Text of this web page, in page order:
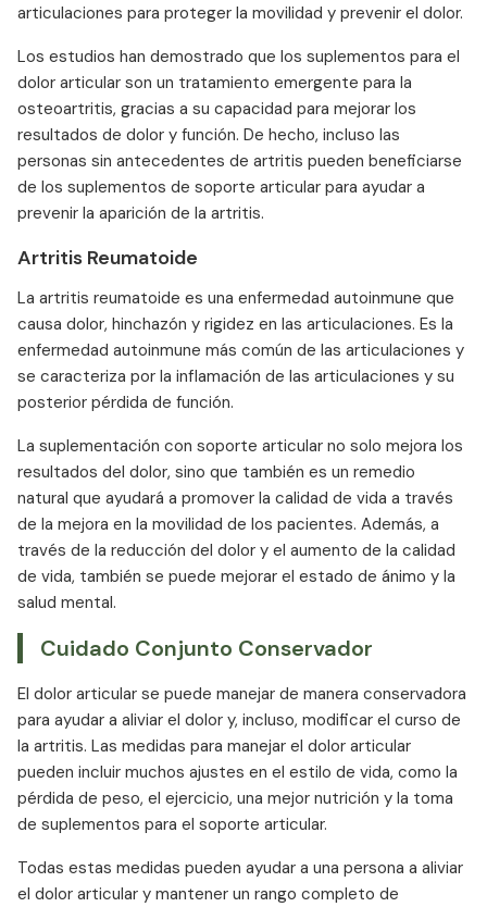
articulaciones para proteger la movilidad y prevenir el dolor.
Los estudios han demostrado que los suplementos para el
dolor articular son un tratamiento emergente para la
osteoartritis, gracias a su capacidad para mejorar los
resultados de dolor y función. De hecho, incluso las
personas sin antecedentes de artritis pueden beneficiarse
de los suplementos de soporte articular para ayudar a
prevenir la aparición de la artritis.
Artritis Reumatoide
La artritis reumatoide es una enfermedad autoinmune que
causa dolor, hinchazón y rigidez en las articulaciones. Es la
enfermedad autoinmune más común de las articulaciones y
se caracteriza por la inflamación de las articulaciones y su
posterior pérdida de función.
La suplementación con soporte articular no solo mejora los
resultados del dolor, sino que también es un remedio
natural que ayudará a promover la calidad de vida a través
de la mejora en la movilidad de los pacientes. Además, a
través de la reducción del dolor y el aumento de la calidad
de vida, también se puede mejorar el estado de ánimo y la
salud mental.
Cuidado Conjunto Conservador
El dolor articular se puede manejar de manera conservadora
para ayudar a aliviar el dolor y, incluso, modificar el curso de
la artritis. Las medidas para manejar el dolor articular
pueden incluir muchos ajustes en el estilo de vida, como la
pérdida de peso, el ejercicio, una mejor nutrición y la toma
de suplementos para el soporte articular.
Todas estas medidas pueden ayudar a una persona a aliviar
el dolor articular y mantener un rango completo de